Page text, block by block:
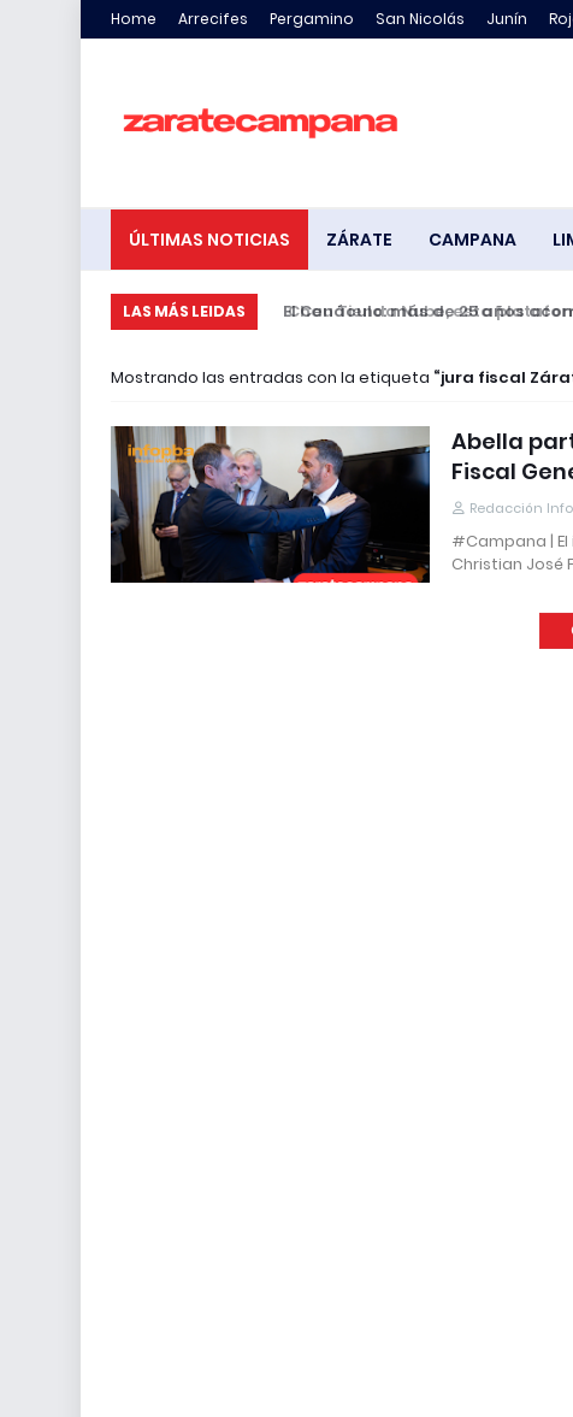
Home Arrecifes Pergamino San Nicolás Junín
ÚLTIMAS NOTICIAS ZÁRATE CAMPANA
LAS MÁS LEIDAS El Cenáculo: más de 25 años
Mostrando las entradas con la etiqueta jura fiscal
Abella
Fiscal
Redacción
#Campana |
Christian José